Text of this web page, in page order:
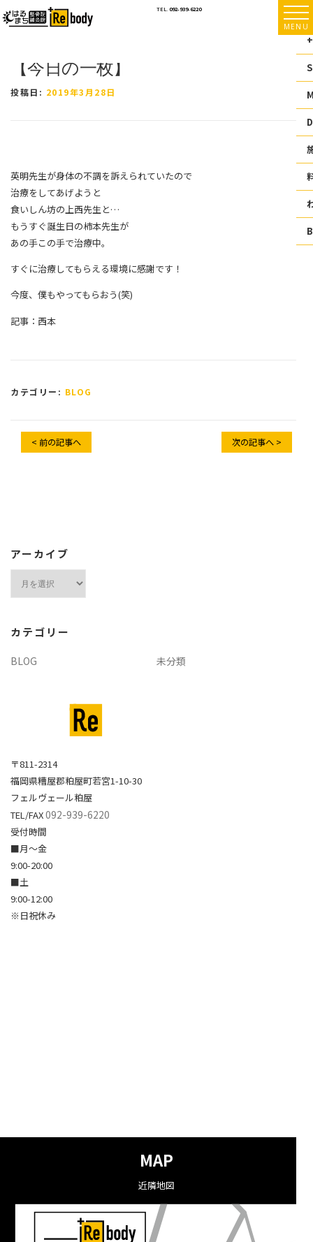
ン
TEL. 092-939-6220
MENU
【今日の一枚】
投稿日: 2019年3月28日
英明先生が身体の不調を訴えられていたので
治療をしてあげようと
食いしん坊の上西先生と…
もうすぐ誕生日の柿本先生が
あの手この手で治療中。
すぐに治療してもらえる環境に感謝です！
今度、僕もやってもらおう(笑)
記事：西本
カテゴリー: BLOG
< 前の記事へ 次の記事へ >
アーカイブ
ブ
カテゴリー
BLOG 未分類
〒811-2314
福岡県糟屋郡粕屋町若宮1-10-30
フェルヴェール粕屋
TEL/FAX092-939-6220
受付時間
■月～金
9:00-20:00
■土
9:00-12:00
※日祝休み
MAP
近隣地図